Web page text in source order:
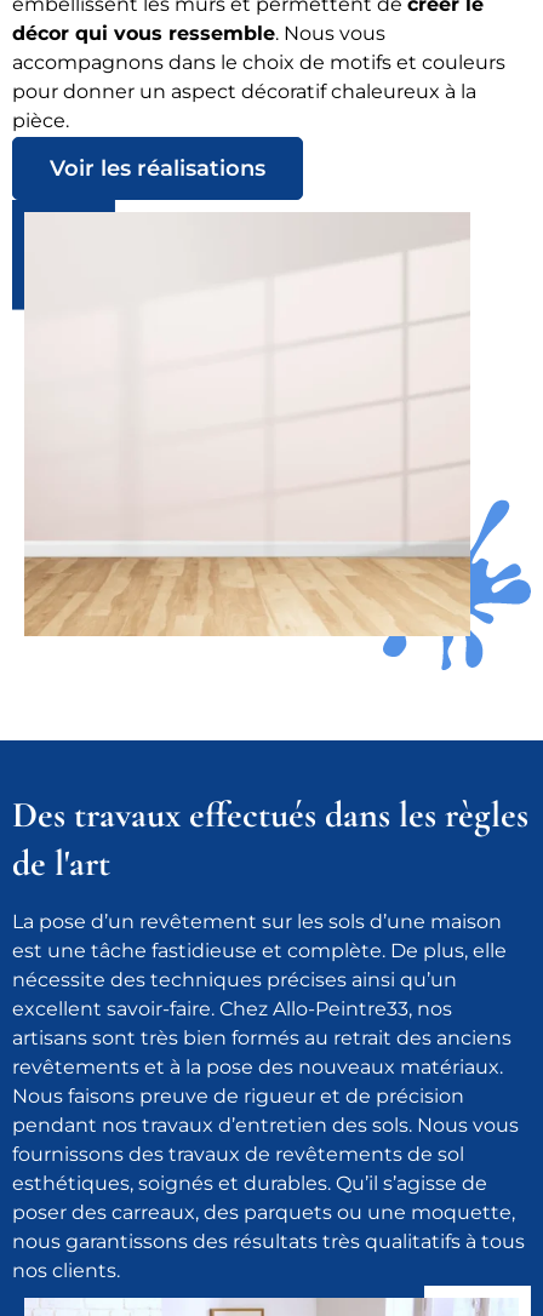
embellissent les murs et permettent de créer le
décor qui vous ressemble. Nous vous
accompagnons dans le choix de motifs et couleurs
pour donner un aspect décoratif chaleureux à la
pièce.
Voir les réalisations
Des travaux effectués dans les règles
de l'art
La pose d’un revêtement sur les sols d’une maison
est une tâche fastidieuse et complète. De plus, elle
nécessite des techniques précises ainsi qu’un
excellent savoir-faire. Chez Allo-Peintre33, nos
artisans sont très bien formés au retrait des anciens
revêtements et à la pose des nouveaux matériaux.
Nous faisons preuve de rigueur et de précision
pendant nos travaux d’entretien des sols. Nous vous
fournissons des travaux de revêtements de sol
esthétiques, soignés et durables. Qu’il s’agisse de
poser des carreaux, des parquets ou une moquette,
nous garantissons des résultats très qualitatifs à tous
nos clients.